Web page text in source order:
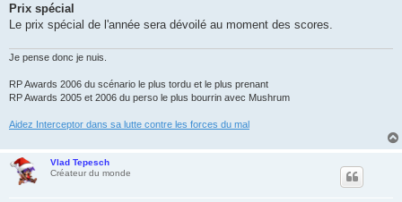
Prix spécial
Le prix spécial de l'année sera dévoilé au moment des scores.
Je pense donc je nuis.
RP Awards 2006 du scénario le plus tordu et le plus prenant
RP Awards 2005 et 2006 du perso le plus bourrin avec Mushrum
Aidez Interceptor dans sa lutte contre les forces du mal
Vlad Tepesch
Créateur du monde